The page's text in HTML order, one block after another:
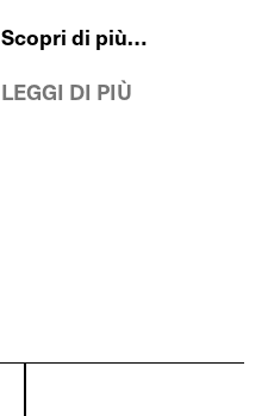
Scopri di più…
LEGGI DI PIÙ